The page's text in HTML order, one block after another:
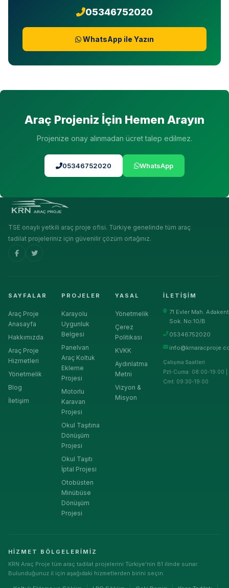
05346752020
WhatsApp ile Yazın
Araç Projeniz İçin Hemen Arayın
Projenize onay alınmadan ücret talep edilmez.
05346752020 WhatsApp
TSE onaylı yetkili araç proje ofisi. Türkiye genelinde tüm araç
tadilat projeleriniz için güvenilir çözüm ortağınız.
SAYFALAR
Araç Proje
Anasayfa
Hakkımızda
Araç Proje
Hizmetleri
Yönetmelik
Blog
İletişim
PROJELER
Karayolu
Uygunluk
Belgesi
Panelvan
Araç Koltuk
Ekleme
Projesi
Motorlu
Karavan
Projesi
Okul Taşıtına
Dönüşüm
Projesi
Okul Taşıtı
İptal Projesi
Otobüsten
Minübüse
Dönüşüm
Projesi
YASAL
Yönetmelik
Çerez
Politikası
KVKK
Aydınlatma
Metni
Vizyon &
Misyon
İLETIŞIM
71 Evler Mah. Adakent
Sok. No:10/B
05346752020
Çalışma Saatleri
Pzt-Cuma: 08:00-19:00 |
Cmt: 09:30-19:00
HIZMET BÖLGELERIMIZ
KRN Araç Proje tüm araç tadilat projelerini Türkiye'nin 81 ilinde sunar.
Bulunduğunuz il için aşağıdaki hizmetlerden birini seçin.